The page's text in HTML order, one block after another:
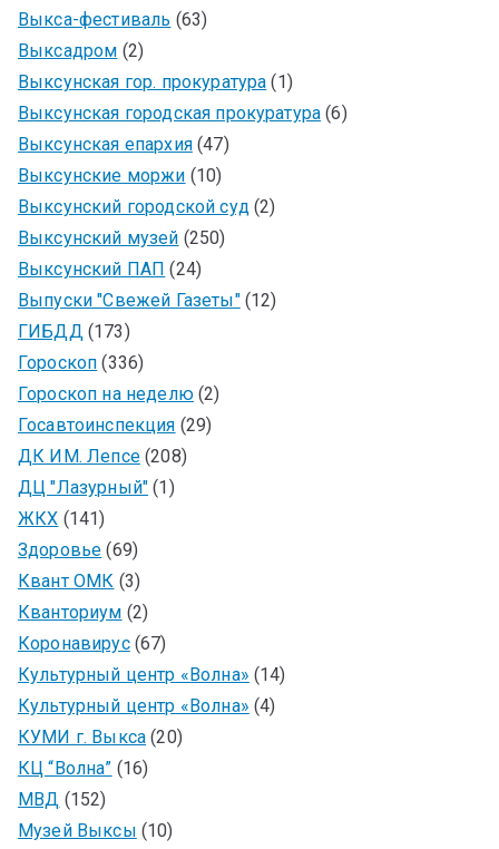
Выкса-фестиваль (63)
Выксадром (2)
Выксунская гор. прокуратура (1)
Выксунская городская прокуратура (6)
Выксунская епархия(47)
Выксунские моржи (10)
Выксунский городской суд (2)
Выксунский музей (250)
Выксунский ПАП (24)
Выпуски "Свежей Газеты"(12)
ГИБДД (173)
Гороскоп (336)
Гороскоп на неделю(2)
Госавтоинспекция (29)
ДК ИМ. Лепсе(208)
ДЦ "Лазурный" (1)
ЖКХ (141)
Здоровье (69)
Квант ОМК (3)
Кванториум (2)
Коронавирус(67)
Культурный центр «Волна» (14)
Культурный центр «Волна» (4)
КУМИ г. Выкса (20)
КЦ “Волна” (16)
МВД (152)
Музей Выксы (10)